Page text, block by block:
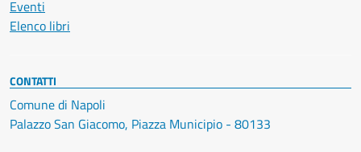
Eventi
Elenco libri
CONTATTI
Comune di Napoli
Palazzo San Giacomo, Piazza Municipio - 80133